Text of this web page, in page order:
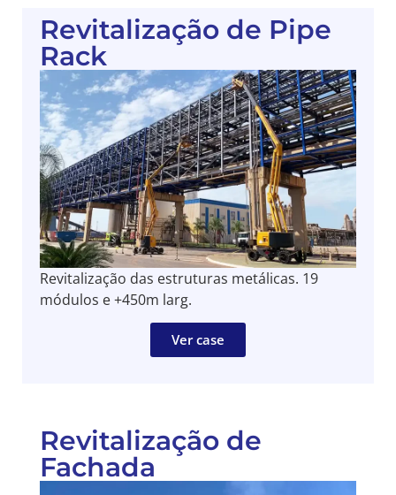
Revitalização de Pipe
Rack
Revitalização das estruturas metálicas. 19
módulos e +450m larg.
Ver case
Revitalização de
Fachada